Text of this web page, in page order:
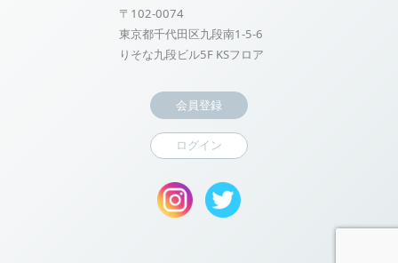
〒102-0074
東京都千代田区九段南1-5-6
りそな九段ビル5F KSフロア
会員登録
ログイン